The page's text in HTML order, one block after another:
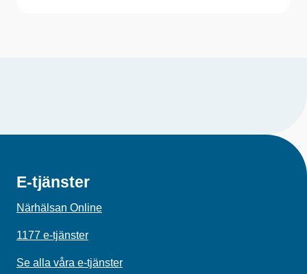
E-tjänster
Närhälsan Online
1177 e-tjänster
Se alla våra e-tjänster